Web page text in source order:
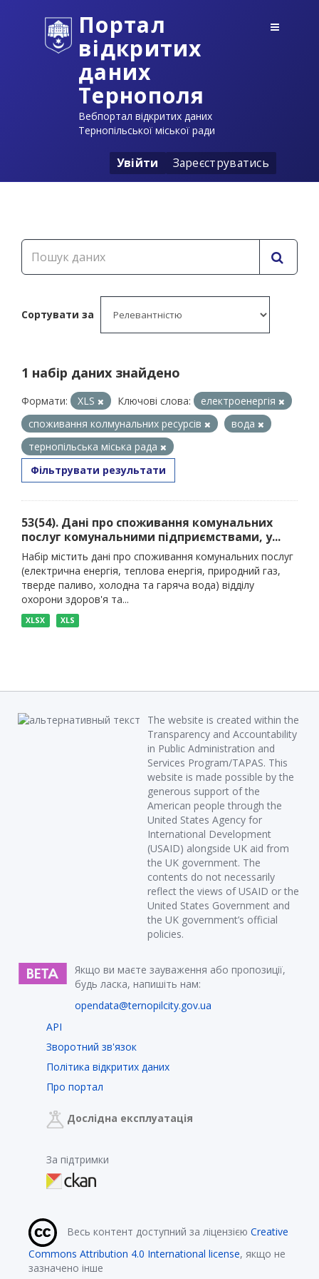
Портал
відкритих
даних
Тернополя
Вебпортал відкритих даних
Тернопільської міської ради
Увійти Зареєструватись
Сортувати за
1 набір даних знайдено
Формати: XLS Ключові слова:
електроенергія
споживання колмунальних ресурсів
вода
тернопільська міська рада
Фільтрувати результати
53(54). Дані про споживання комунальних
послуг комунальними підприємствами, у...
Набір містить дані про споживання комунальних послуг
(електрична енергія, теплова енергія, природний газ,
тверде паливо, холодна та гаряча вода) відділу
охорони здоров'я та...
XLSX XLS
The website is created within the
Transparency and Accountability
in Public Administration and
Services Program/TAPAS. This
website is made possible by the
generous support of the
American people through the
United States Agency for
International Development
(USAID) alongside UK aid from
the UK government. The
contents do not necessarily
reflect the views of USAID or the
United States Government and
the UK government’s official
policies.
Якщо ви маєте зауваження або пропозиції,
будь ласка, напишіть нам:
opendata@ternopilcity.gov.ua
API
Зворотний зв'язок
Політика відкритих даних
Про портал
Дослідна експлуатація
За підтримки
Весь контент доступний за ліцензією Creative
Commons Attribution 4.0 International license, якщо не
зазначено інше